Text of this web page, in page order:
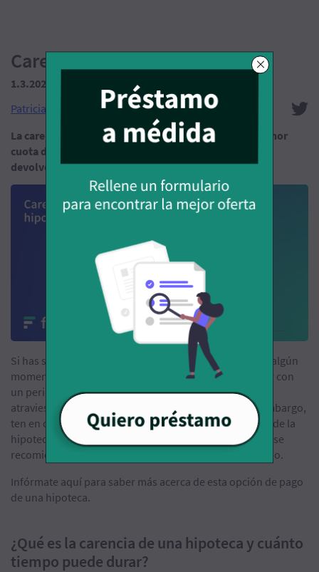
Carencia de una hipoteca
1.3.2024
(Tiempo de lectura: 17 min.)
Patricia García Beneytez
La carencia de una hipoteca consiste en pagar una menor
cuota durante un periodo de tiempo determinado, al
devolver solo intereses y no amortizar capital.
Si has solicitado una hipoteca o te planteas hacerlo en algún
momento de tu vida, debes saber que es posible contar con
un periodo de tiempo en el que tu cuotase reduzca
atraviesas un momento económico complicado. Sin embargo,
ten en cuenta que esta opción no abarata el coste total de la
hipoteca, sino que la termina encareciendo, por lo que se
recomienda solicitarla solo si es estrictamente necesario.
Infórmate aquí para saber más acerca de esta opción de pago
de una hipoteca.
¿Qué es la carencia de una hipoteca y cuánto
tiempo puede durar?